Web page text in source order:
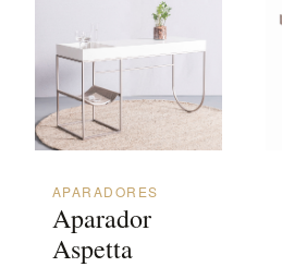
APARADORES
Aparador
Aspetta